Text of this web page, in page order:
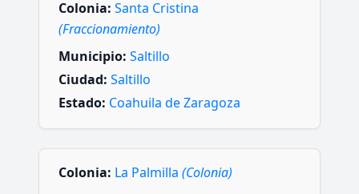
Colonia: Santa Cristina
(Fraccionamiento)
Municipio: Saltillo
Ciudad: Saltillo
Estado: Coahuila de Zaragoza
Colonia: La Palmilla (Colonia)